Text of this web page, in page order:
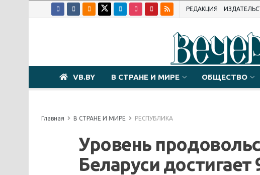
РЕДАКЦИЯ
VB.BY В СТРАНЕ И МИРЕ ОБЩЕСТВО
Главная В СТРАНЕ И МИРЕ РЕСПУБЛИКА
Уровень
Беларуси достигает